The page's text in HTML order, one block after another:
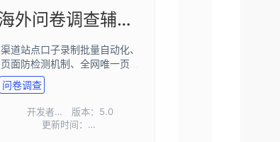
海外问卷调查辅助脚本工具 全网独家云端完美自检一键自动化操作
渠道站点口子录制批量自动化、
页面防检测机制、全网唯一页面
自检功能、全网唯一云端数据库
问卷调查
开发者： 网名工作室
版本：5.0
更新时间：2026-06-22